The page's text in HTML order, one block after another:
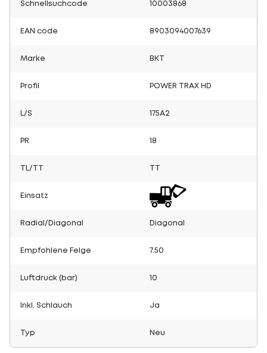
Schnellsuchcode 10003868
EAN code 8903094007639
Marke BKT
Profil POWER TRAX HD
L/S 175A2
PR 18
TL/TT
Einsatz
Radial/Diagonal Diagonal
Empfohlene Felge 7.50
Luftdruck (bar) 10
Inkl. Schlauch Ja
Typ Neu